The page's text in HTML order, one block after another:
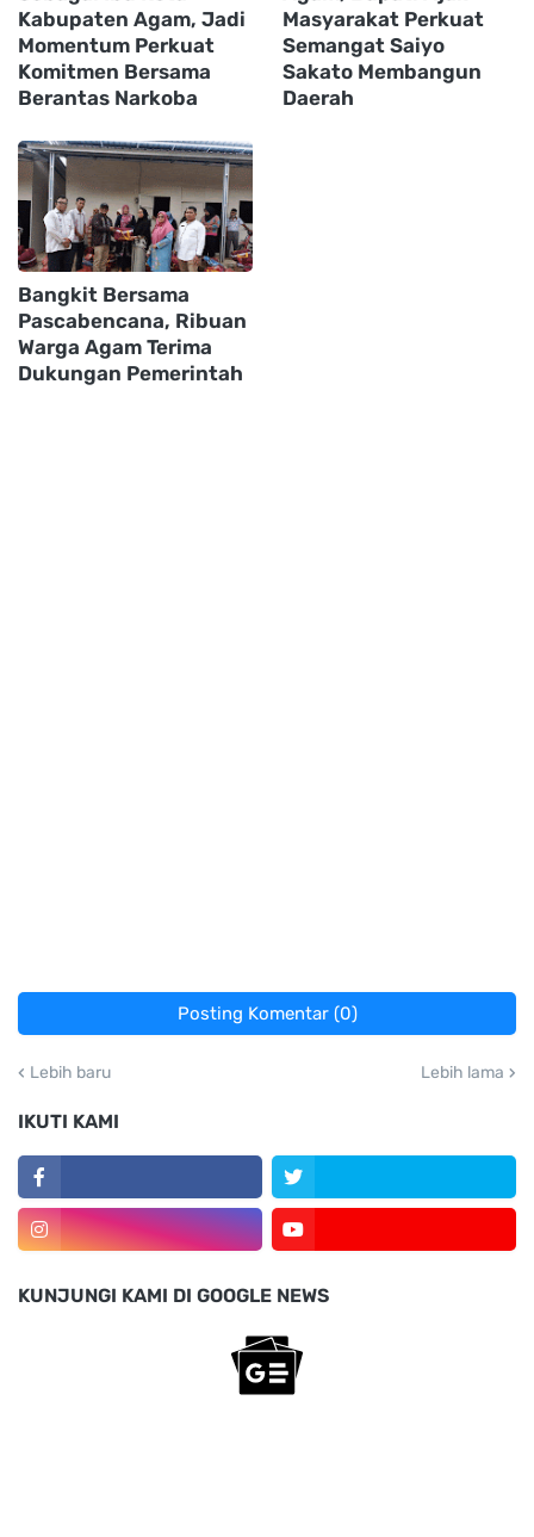
Kabupaten Agam, Jadi
Momentum Perkuat
Komitmen Bersama
Berantas Narkoba
Masyarakat Perkuat
Semangat Saiyo
Sakato Membangun
Daerah
Bangkit Bersama
Pascabencana, Ribuan
Warga Agam Terima
Dukungan Pemerintah
Posting Komentar (0)
Lebih baru Lebih lama
IKUTI KAMI
KUNJUNGI KAMI DI GOOGLE NEWS